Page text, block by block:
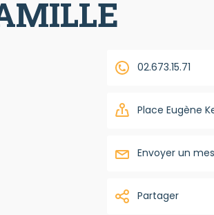
02.673.15.71
Place Eugène
Envoyer un
Partager